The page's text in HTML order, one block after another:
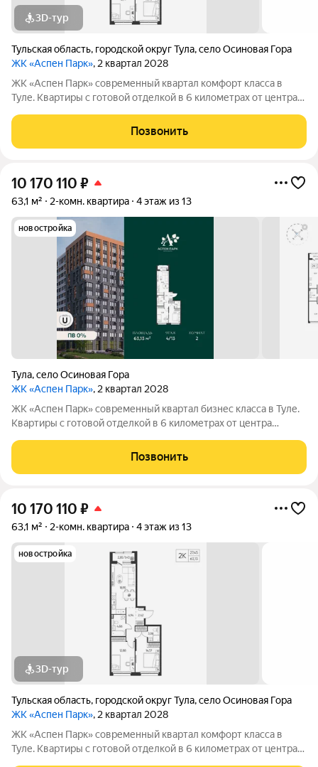
3D-тур
Тульская область, городской округ Тула,село Осиновая Гора
ЖК «Аспен Парк», 2 квартал 2028
ЖК «Аспен Парк» современный квартал комфорт класса в
Туле. Квартиры с готовой отделкой в 6 километрах от центра
корпуса высотой от 9 до 13 этажей. Фасады домов воплощают
образ древесной коры.
Позвонить
10 170 110 ₽
63,1 м² 2-комн. квартира 4 этаж из 13
новостройка
Тула,село Осиновая Гора
ЖК «Аспен Парк», 2 квартал 2028
ЖК «Аспен Парк» современный квартал бизнес класса в Туле.
Квартиры с готовой отделкой в 6 километрах от центра
корпуса высотой от 9 до 13 этажей. Фасады домов воплощают
образ древесной коры.
Позвонить
10 170 110 ₽
63,1 м² 2-комн. квартира 4 этаж из 13
новостройка
3D-тур
Тульская область, городской округ Тула,село Осиновая Гора
ЖК «Аспен Парк», 2 квартал 2028
ЖК «Аспен Парк» современный квартал комфорт класса в
Туле. Квартиры с готовой отделкой в 6 километрах от центра